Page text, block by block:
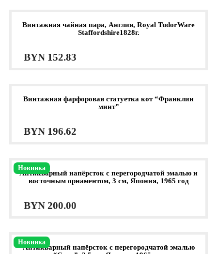
Винтажная чайная пара, Англия, Royal TudorWare
Staffordshire1828г.
BYN 152.83
Винтажная фарфоровая статуетка кот “Франклин
минт”
BYN 196.62
Новинка
Антикварный напёрсток с перегородчатой эмалью и
восточным орнаментом, 3 см, Япония, 1965 год
BYN 200.00
Новинка
Антикварный напёрсток с перегородчатой эмалью